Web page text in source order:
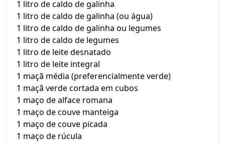
1 litro de caldo de galinha
1 litro de caldo de galinha (ou água)
1 litro de caldo de galinha ou legumes
1 litro de caldo de legumes
1 litro de leite desnatado
1 litro de leite integral
1 maçã média (preferencialmente verde)
1 maçã verde cortada em cubos
1 maço de alface romana
1 maço de couve manteiga
1 maço de couve picada
1 maço de rúcula